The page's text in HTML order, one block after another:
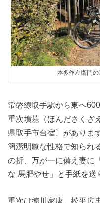
本多作左衛門の
常磐線取手駅から東へ
重次墳墓（ほんださくざ
県取手市台宿〕がありま
簡潔明瞭な性格で知られ
の折、万が一に備え妻に
な 馬肥やせ」と手紙を送
重次は徳川家康、松平広